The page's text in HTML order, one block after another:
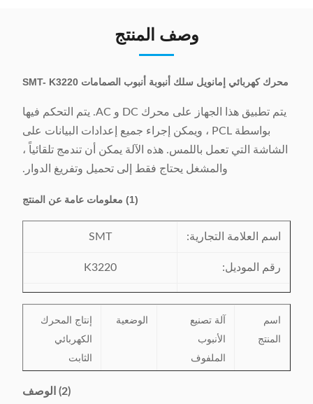
وصف المنتج
محرك كهربائي إمانويل سلك أنبوبة أنبوب الصمامات SMT- K3220
يتم تطبيق هذا الجهاز على محرك DC و AC. يتم التحكم فيها
بواسطة PCL ، ويمكن إجراء جميع إعدادات البيانات على
الشاشة التي تعمل باللمس. هذه الآلة يمكن أن تندمج تلقائياً ،
والمشغل يحتاج فقط إلى تحميل وتفريغ الدوار.
(1) معلومات عامة عن المنتج
اسم العلامة التجارية: SMT
رقم الموديل: K3220
مكان المنشأ: الصين
اسم
المنتج
آلة تصنيع
الأنبوب
الملفوف
الوضعية
إنتاج المحرك
الكهربائي
الثابت
(2) الوصف